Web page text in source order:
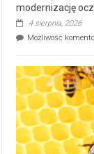
modernizację
4 sierpnia, 2026
Możliwość